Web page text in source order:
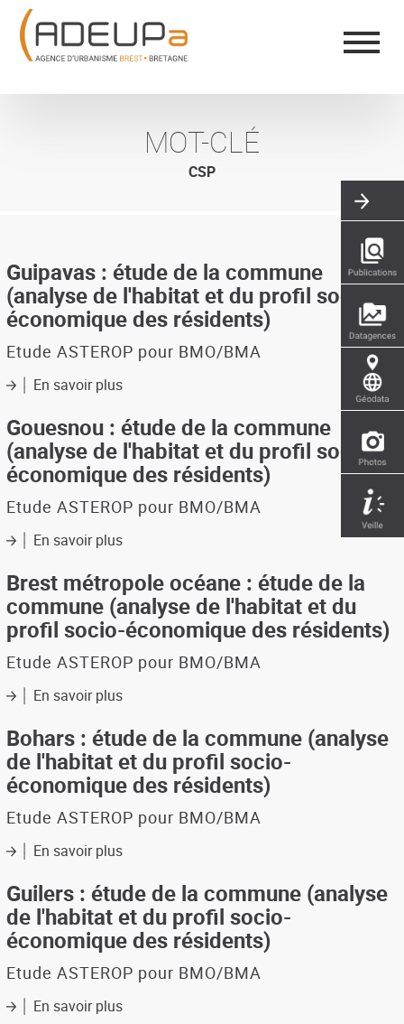
Aller
contenu
principal
MOT-CLÉ
CSP
Guipavas : étude de la commune
(analyse de l'habitat et du profil socio-
économique des résidents)
Etude ASTEROP pour BMO/BMA
En savoir plussur
:
étude
de
la
(analyse
l'habitat
du
profil
socio-
économique
des
résidents)
Gouesnou : étude de la commune
(analyse de l'habitat et du profil socio-
économique des résidents)
Etude ASTEROP pour BMO/BMA
En savoir plussur
:
étude
de
la
(analyse
l'habitat
du
profil
socio-
économique
des
résidents)
Brest métropole océane : étude de la
commune (analyse de l'habitat et du
profil socio-économique des résidents)
Etude ASTEROP pour BMO/BMA
En savoir plussur
métropole
océane
:
étude
la
(analyse
l'habitat
et
du
profil
socio-
économique
des
Bohars : étude de la commune (analyse
de l'habitat et du profil socio-
économique des résidents)
Etude ASTEROP pour BMO/BMA
En savoir plussur
:
étude
de
la
(analyse
l'habitat
Guilers : étude de la commune (analyse
de l'habitat et du profil socio-
économique des résidents)
Etude ASTEROP pour BMO/BMA
En savoir plussur
Panneau de gestion des cookies